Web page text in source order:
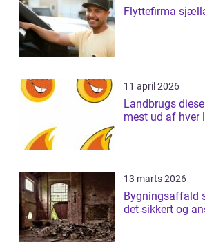
Flyttefirma
11 april 2026
Landbrugs diesel sådan får
mest ud af hver
13 marts 2026
Bygningsaffald sådan håndteres
det sikkert og